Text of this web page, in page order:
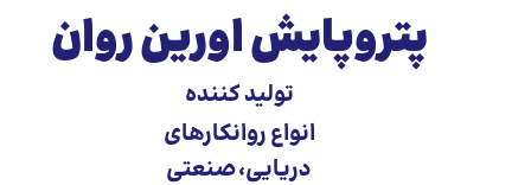
پتروپایشاورینروان
تولید کننده
انواع روانکارهای
دریایی،صنعتی